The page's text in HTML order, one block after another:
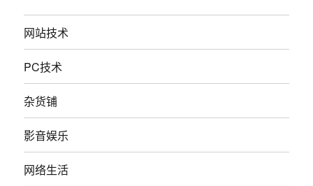
网站技术
PC技术
杂货铺
影音娱乐
网络生活